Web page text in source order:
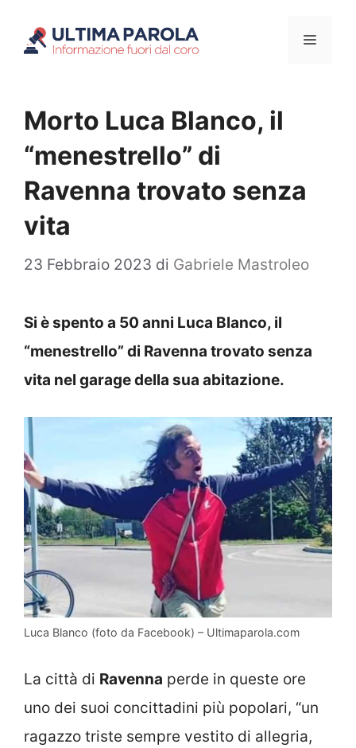
Menu
Morto Luca Blanco, il
“menestrello” di
Ravenna trovato senza
vita
23 Febbraio 2023 di Gabriele Mastroleo
Si è spento a 50 anni Luca Blanco, il
“menestrello” di Ravenna trovato senza
vita nel garage della sua abitazione.
Luca Blanco (foto da Facebook) – Ultimaparola.com
La città di Ravenna perde in queste ore
uno dei suoi concittadini più popolari, “un
ragazzo triste sempre vestito di allegria,